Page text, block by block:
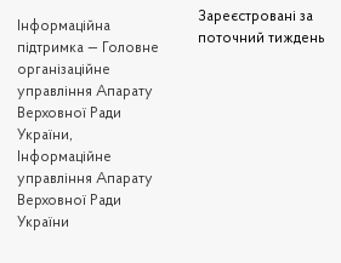
Iнформаційна
підтримка — Головне
організаційне
управління Апарату
Верховної Ради
України,
Інформаційне
управління Апарату
Верховної Ради
України
Зареєстровані за
поточний тиждень